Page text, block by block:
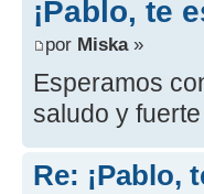
¡Pablo, te
por Miska»
Esperamos
saludo y
Re: ¡Pablo,